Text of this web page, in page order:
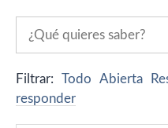
Filtrar: Todo Abierta
responder